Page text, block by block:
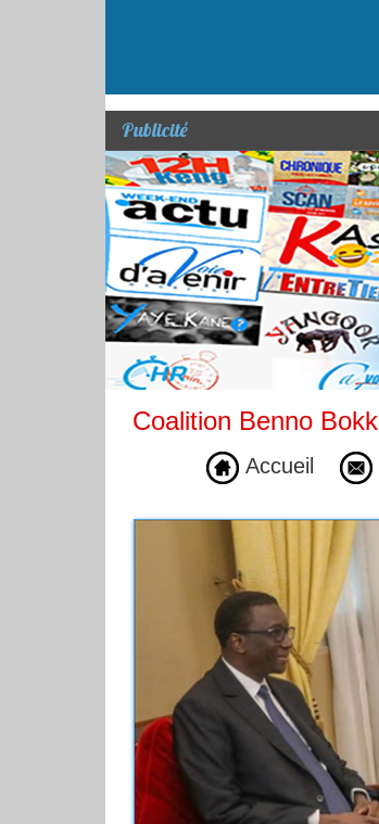
Publicité
Coalition Benno
Accueil